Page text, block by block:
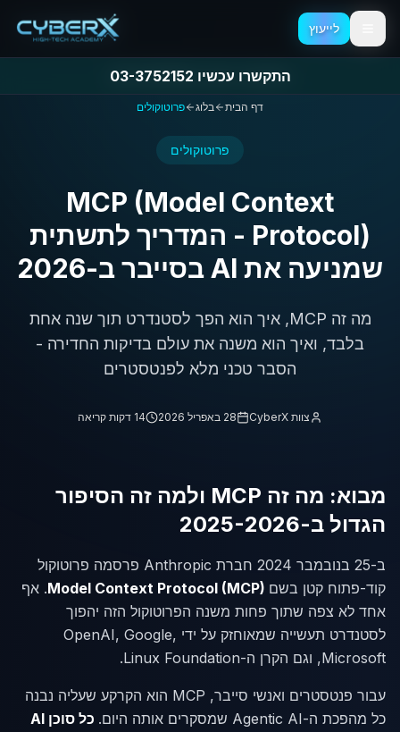
דלג לתוכן הראשידלג לתפריט לייעוץ
התקשרו עכשיו 03-3752152
לייעוץ
התקשרו עכשיו 03-3752152
דף הבית בלוג פרוטוקולים
פרוטוקולים
MCP (Model Context
Protocol) - המדריך לתשתית
שמניעה את AI בסייבר ב-2026
מה זה MCP, איך הוא הפך לסטנדרט תוך שנה אחת
בלבד, ואיך הוא משנה את עולם בדיקות החדירה -
הסבר טכני מלא לפנטסטרים
צוות CyberX 28 באפריל 2026 14 דקות קריאה
מבוא: מה זה MCP ולמה זה הסיפור
הגדול ב-2025-2026
ב-25 בנובמבר 2024 חברת Anthropic פרסמה פרוטוקול
קוד-פתוח קטן בשם
. אף
אחד לא צפה שתוך פחות משנה הפרוטוקול הזה יהפוך
לסטנדרט תעשייה שמאוחזק על ידי OpenAI, Google,
Microsoft, וגם הקרן ה-Linux Foundation.
עבור פנטסטרים ואנשי סייבר, MCP הוא הקרקע שעליה נבנה
כל מהפכת ה-Agentic AI שמסקרים אותה היום.
כל סוכן AI